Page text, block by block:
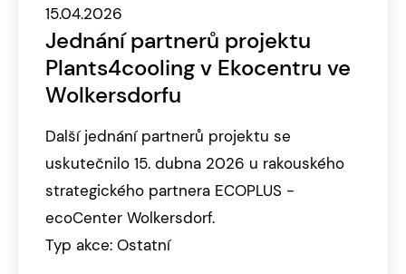
15.04.2026
Jednání partnerů projektu
Plants4cooling v Ekocentru ve
Wolkersdorfu
Další jednání partnerů projektu se
uskutečnilo 15. dubna 2026 u rakouského
strategického partnera ECOPLUS -
ecoCenter Wolkersdorf.
Typ akce: Ostatní